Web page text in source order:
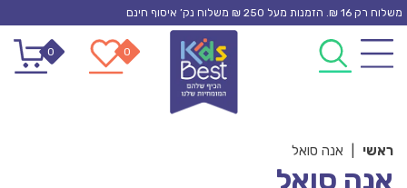
Skip
content
משלוח רק 16 ₪. הזמנות מעל 250 ₪ משלוח נק’ איסוף חינם
0
0
ראשי אנה סואל
אנה סואל